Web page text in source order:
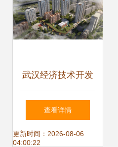
武汉经济技术开发
区房地产市场稳定
发展及物业管理优
查看详情
更新时间：2026-08-06
04:00:22